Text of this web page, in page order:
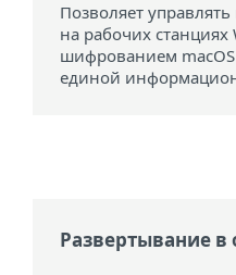
Позволяет
на рабочих
шифрованием
единой
Развертывание в